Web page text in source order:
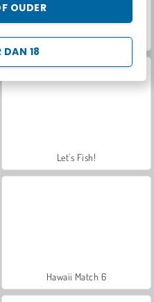
18
OUDER
Royal Story
Let's Fish!
Hawaii Match 6